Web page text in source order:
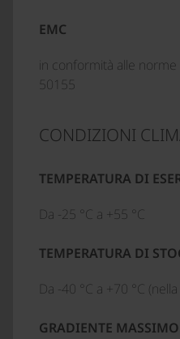
EMC
in conformità alle norme
50155
CONDIZIONI
TEMPERATURA DI
Da -25 °C a +55 °C
TEMPERATURA DI
Da -40 °C a +70 °C
GRADIENTE MASSIMO